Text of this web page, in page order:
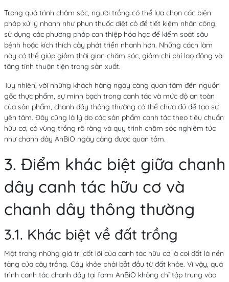
Trong quá trình chăm sóc, người trồng có thể lựa chọn các biện
pháp xử lý nhanh như phun thuốc diệt cỏ để tiết kiệm nhân công,
sử dụng các phương pháp can thiệp hóa học để kiểm soát sâu
bệnh hoặc kích thích cây phát triển nhanh hơn. Những cách làm
này có thể giúp giảm thời gian chăm sóc, giảm chi phí lao động và
tăng tính thuận tiện trong sản xuất.
Tuy nhiên, với những khách hàng ngày càng quan tâm đến nguồn
gốc thực phẩm, sự minh bạch trong canh tác và mức độ an toàn
của sản phẩm, chanh dây thông thường có thể chưa đủ để tạo sự
yên tâm. Đây cũng là lý do các sản phẩm canh tác theo tiêu chuẩn
hữu cơ, có vùng trồng rõ ràng và quy trình chăm sóc nghiêm túc
như chanh dây AnBiO ngày càng được quan tâm.
3. Điểm khác biệt giữa chanh
dây canh tác hữu cơ và
chanh dây thông thường
3.1. Khác biệt về đất trồng
Một trong những giá trị cốt lõi của canh tác hữu cơ là coi đất là nền
tảng của cây trồng. Cây khỏe phải bắt đầu từ đất khỏe. Vì vậy, quá
trình canh tác chanh dây tại farm AnBiO không chỉ tập trung vào